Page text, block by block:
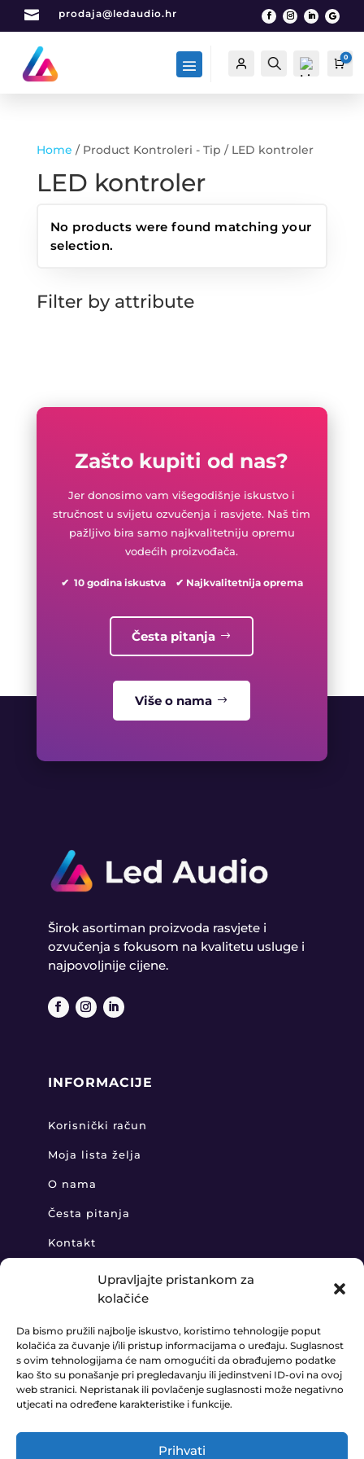
Upravljajte pristankom za
kolačiće
Da bismo pružili najbolje iskustvo, koristimo tehnologije poput
kolačića za čuvanje i/ili pristup informacijama o uređaju. Suglasnost
s ovim tehnologijama će nam omogućiti da obrađujemo podatke
kao što su ponašanje pri pregledavanju ili jedinstveni ID-ovi na ovoj
web stranici. Nepristanak ili povlačenje suglasnosti može negativno
utjecati na određene karakteristike i funkcije.
Prihvati
 prodaja@ledaudio.hr
Račun Traži
0
0
Home / Product Kontroleri - Tip / LED kontroler
LED kontroler
No products were found matching your
selection.
Filter by attribute
Zašto kupiti od nas?
Jer donosimo vam višegodišnje iskustvo i
stručnost u svijetu ozvučenja i rasvjete. Naš tim
pažljivo bira samo najkvalitetniju opremu
vodećih proizvođača.
✔ 10 godina iskustva ✔ Najkvalitetnija oprema
Česta pitanja
Više o nama
Širok asortiman proizvoda rasvjete i
ozvučenja s fokusom na kvalitetu usluge i
najpovoljnije cijene.
INFORMACIJE
Korisnički račun
Moja lista želja
O nama
Česta pitanja
Kontakt
 +385 91 888 6406
 prodaja@ledaudio.hr